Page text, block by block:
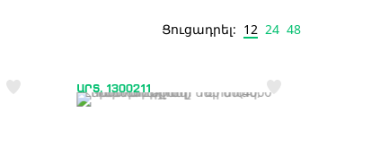
Ցուցադրել: 12 24 48
ԱՐՏ. 1300211